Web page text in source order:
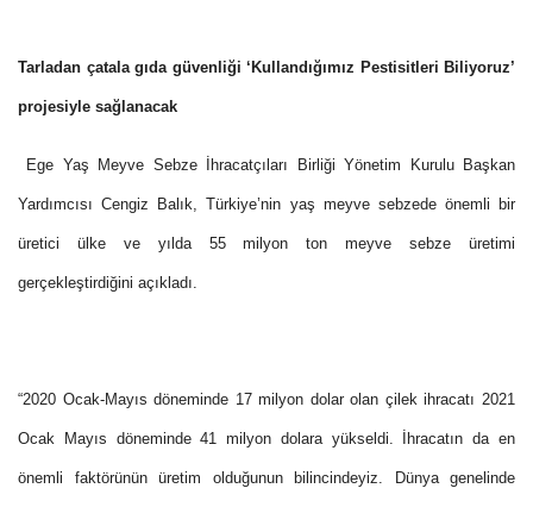
Tarladan çatala gıda güvenliği ‘Kullandığımız Pestisitleri Biliyoruz’
projesiyle sağlanacak
Ege Yaş Meyve Sebze İhracatçıları Birliği Yönetim Kurulu Başkan
Yardımcısı Cengiz Balık, Türkiye’nin yaş meyve sebzede önemli bir
üretici ülke ve yılda 55 milyon ton meyve sebze üretimi
gerçekleştirdiğini açıkladı.
“2020 Ocak-Mayıs döneminde 17 milyon dolar olan çilek ihracatı 2021
Ocak Mayıs döneminde 41 milyon dolara yükseldi. İhracatın da en
önemli faktörünün üretim olduğunun bilincindeyiz. Dünya genelinde